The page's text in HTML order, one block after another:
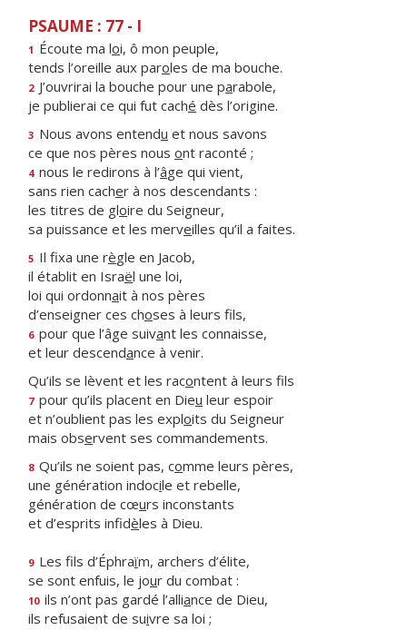
PSAUME : 77 - I
1 Écoute ma loi, ô mon peuple,
tends l’oreille aux paroles de ma bouche.
2 J’ouvrirai la bouche pour une parabole,
je publierai ce qui fut caché dès l’origine.
3 Nous avons entendu et nous savons
ce que nos pères nous ont raconté ;
4 nous le redirons à l’âge qui vient,
sans rien cacher à nos descendants :
les titres de gloire du Seigneur,
sa puissance et les merveilles qu’il a faites.
5 Il fixa une règle en Jacob,
il établit en Israël une loi,
loi qui ordonnait à nos pères
d’enseigner ces choses à leurs fils,
6 pour que l’âge suivant les connaisse,
et leur descendance à venir.
Qu’ils se lèvent et les racontent à leurs fils
7 pour qu’ils placent en Dieu leur espoir
et n’oublient pas les exploits du Seigneur
mais observent ses commandements.
8 Qu’ils ne soient pas, comme leurs pères,
une génération indocile et rebelle,
génération de cœurs inconstants
et d’esprits infidèles à Dieu.
9 Les fils d’Éphraïm, archers d’élite,
se sont enfuis, le jour du combat :
10 ils n’ont pas gardé l’alliance de Dieu,
ils refusaient de suivre sa loi ;